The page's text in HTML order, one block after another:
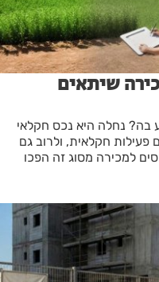
שיתאים
בה? נחלה היא נכס חקלאי
חקלאית, ולרוב גם
למכירה מסוג זה הפכו
המחפשים הזדמנויות בתחום
מאורח חיים כפרי ואיכותי.
לדעת על נחלות
המתאימה להשקעה ואילו